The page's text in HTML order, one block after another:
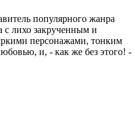
популярного жанра
с лихо закрученным и
персонажами, тонким
и, - как же без этого! -